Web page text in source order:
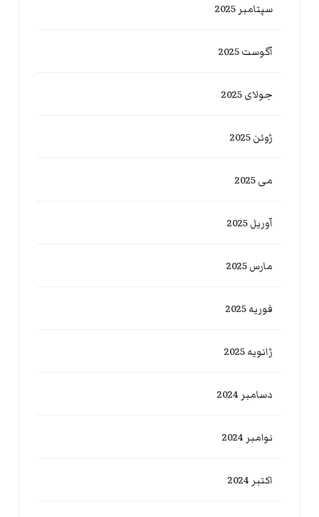
سپتامبر 2025
آگوست 2025
جولای 2025
ژوئن 2025
می 2025
آوریل 2025
مارس 2025
فوریه 2025
ژانویه 2025
دسامبر 2024
نوامبر 2024
اکتبر 2024